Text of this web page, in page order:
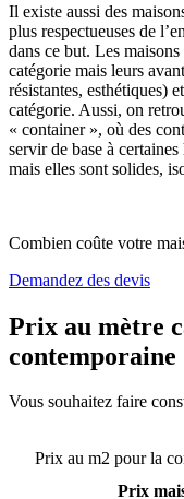
Il existe aussi des
plus respectueuses de
dans ce but. Les
catégorie mais leurs
résistantes, esthétiques)
catégorie. Aussi, on
« container », où des
servir de base à
mais elles sont solides,
Combien coûte votre
Demandez des devis
Prix au mètre
contemporaine
Vous souhaitez faire
Prix au m2 pour la
Prix